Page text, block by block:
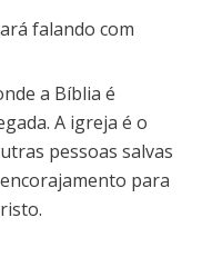
falando com
a Bíblia é
A igreja é o
pessoas salvas
para